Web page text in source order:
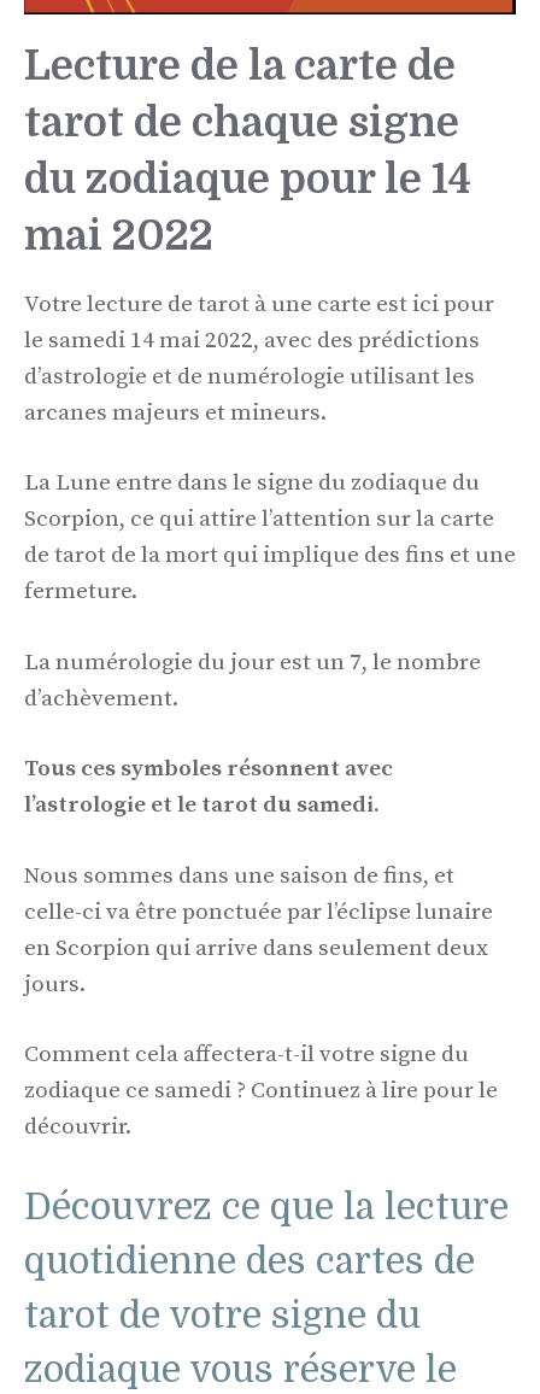
Lecture de la carte de
tarot de chaque signe
du zodiaque pour le 14
mai 2022
Votre lecture de tarot à une carte est ici pour
le samedi 14 mai 2022, avec des prédictions
d’astrologie et de numérologie utilisant les
arcanes majeurs et mineurs.
La Lune entre dans le signe du zodiaque du
Scorpion, ce qui attire l’attention sur la carte
de tarot de la mort qui implique des fins et une
fermeture.
La numérologie du jour est un 7, le nombre
d’achèvement.
Tous ces symboles résonnent avec
l’astrologie et le tarot du samedi.
Nous sommes dans une saison de fins, et
celle-ci va être ponctuée par l’éclipse lunaire
en Scorpion qui arrive dans seulement deux
jours.
Comment cela affectera-t-il votre signe du
zodiaque ce samedi ? Continuez à lire pour le
découvrir.
Découvrez ce que la lecture
quotidienne des cartes de
tarot de votre signe du
zodiaque vous réserve le